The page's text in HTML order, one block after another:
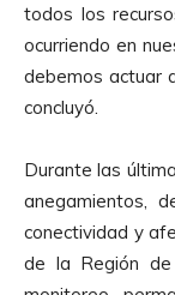
todos los
ocurriendo en
debemos actuar
concluyó.
Durante las
anegamientos,
conectividad y
de la Región de